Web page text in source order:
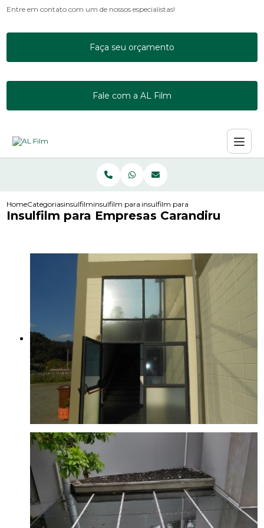
Entre em contato com um de nossos especialistas!
Faça seu orçamento
Fale com a AL Film
HomeCategoriasinsulfilminsulfilm para escritorioinsulfilm para empresas carandiru
Insulfilm para Empresas Carandiru